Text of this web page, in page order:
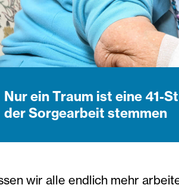
Nur ein Traum ist eine 41-
der Sorgearbeit stemmen
wir alle endlich mehr